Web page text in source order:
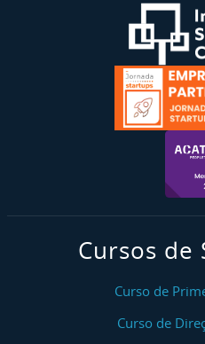
Curso da CIPA Grau de Risco
especificamente voltado para
CIPA (anteriormente
empresas classificadas no
é determinado com base na
vinculado ao CNAE da
risco 1 e 4. Para empresas
membros eleitos e indicados,
conduzido no formato
Cursos de
Curso de
Curso de